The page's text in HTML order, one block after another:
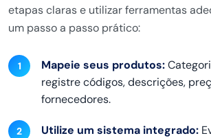
etapas claras e utilizar ferramentas
um passo a passo prático:
Mapeie seus produtos:
registre códigos, descrições,
fornecedores.
Utilize um sistema integrado: